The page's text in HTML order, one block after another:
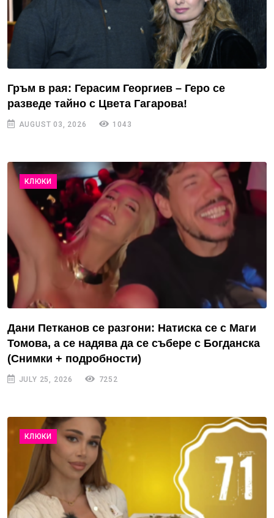
Гръм в рая: Герасим Георгиев – Геро се
разведе тайно с Цвета Гагарова!
AUGUST 03, 2026 1043
КЛЮКИ
Дани Петканов се разгони: Натиска се с Маги
Томова, а се надява да се събере с Богданска
(Снимки + подробности)
JULY 25, 2026 7252
КЛЮКИ